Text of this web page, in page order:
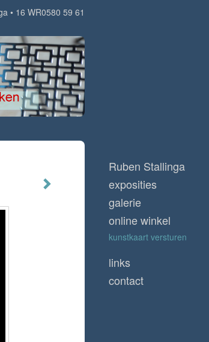
16 WR0580 59 61
Ruben Stallinga
exposities
galerie
online winkel
kunstkaart versturen
links
contact